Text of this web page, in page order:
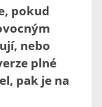
pokud
nebo
plné
pak je na